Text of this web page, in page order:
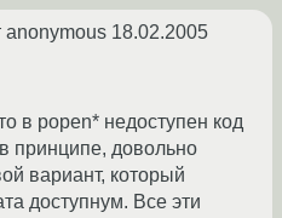
anonymous 18.02.2005
в popen* недоступен код
принципе, довольно
вариант, который
доступнум. Все эти